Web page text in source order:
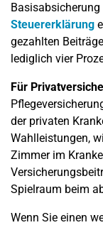
Basisabsicherung
Steuererklärung
gezahlten
lediglich vier
Für
der privaten
Wahlleistungen,
Zimmer im
Spielraum beim
Wenn Sie einen